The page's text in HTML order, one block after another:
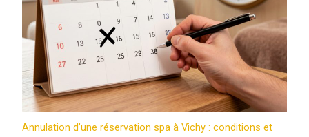
Annulation d’une réservation spa à Vichy : conditions et